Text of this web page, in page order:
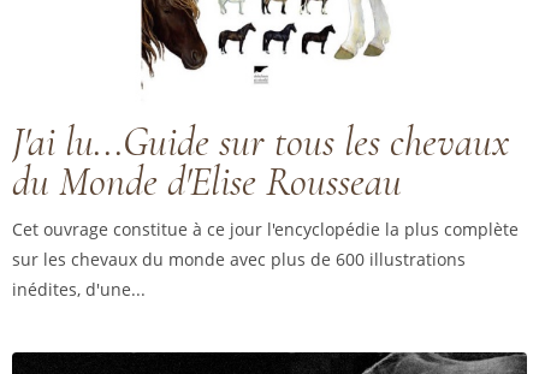
J'ai lu...Guide sur tous les chevaux
du Monde d'Elise Rousseau
Cet ouvrage constitue à ce jour l'encyclopédie la plus complète
sur les chevaux du monde avec plus de 600 illustrations
inédites, d'une...